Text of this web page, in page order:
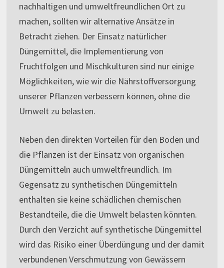
nachhaltigen und umweltfreundlichen Ort zu
machen, sollten wir alternative Ansätze in
Betracht ziehen. Der Einsatz natürlicher
Düngemittel, die Implementierung von
Fruchtfolgen und Mischkulturen sind nur einige
Möglichkeiten, wie wir die Nährstoffversorgung
unserer Pflanzen verbessern können, ohne die
Umwelt zu belasten.
Neben den direkten Vorteilen für den Boden und
die Pflanzen ist der Einsatz von organischen
Düngemitteln auch umweltfreundlich. Im
Gegensatz zu synthetischen Düngemitteln
enthalten sie keine schädlichen chemischen
Bestandteile, die die Umwelt belasten könnten.
Durch den Verzicht auf synthetische Düngemittel
wird das Risiko einer Überdüngung und der damit
verbundenen Verschmutzung von Gewässern